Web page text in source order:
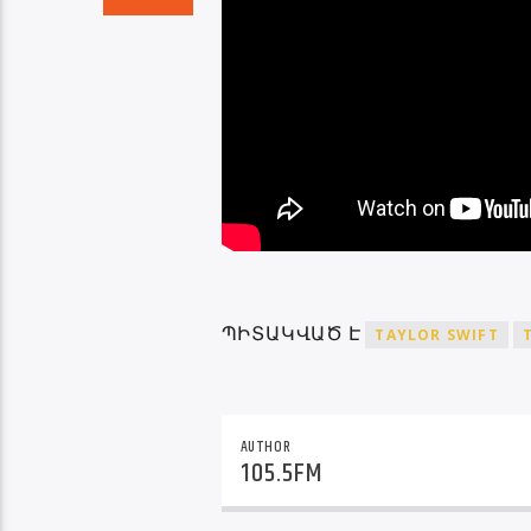
ՊԻՏԱԿՎԱԾ Է TAYLOR SWIFT
AUTHOR
105.5FM